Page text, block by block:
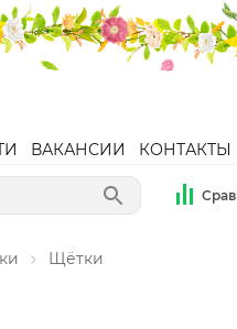
ВАКАНСИИ КОНТАКТЫ
Щётки